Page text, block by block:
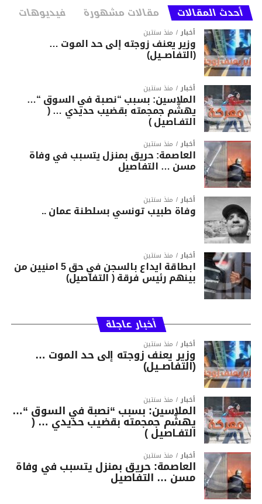
أحدث المقالات مقالات مشهورة فيديوهات
أخبار منذ سنتين
وزير يعنف زوجته إلى حد الموت …
(التفاصــيل)
أخبار منذ سنتين
الملاسين: بسبب “نصبة في السوق “…
يهشّم جمجمته بقضيب حديدي … (
التفـاصيل )
أخبار منذ سنتين
العاصمة: حريق بمنزل يتسبب في وفاة
مسن … التفاصيل
أخبار منذ سنتين
وفاة طبيب تونسي بسلطنة عمان ..
أخبار منذ سنتين
ابطاقة ايداع بالسجن في حق 5 امنيين من
بينهم رئيس فرقة ( التفاصيل)
أخبار عاجلة
أخبار منذ سنتين
وزير يعنف زوجته إلى حد الموت …
(التفاصــيل)
أخبار منذ سنتين
الملاسين: بسبب “نصبة في السوق “…
يهشّم جمجمته بقضيب حديدي … (
التفـاصيل )
أخبار منذ سنتين
العاصمة: حريق بمنزل يتسبب في وفاة
مسن … التفاصيل